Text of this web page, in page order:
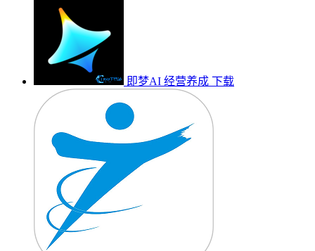
即梦AI 经营养成 下载